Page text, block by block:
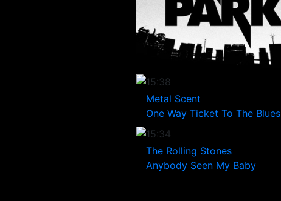
15:38
Metal Scent
One Way Ticket To The Blues
15:34
The Rolling Stones
Anybody Seen My Baby